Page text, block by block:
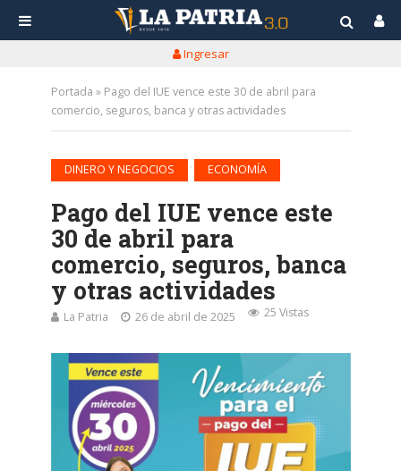
Ingresar
Portada » Pago del IUE vence este 30 de abril para
comercio, seguros, banca y otras actividades
DINERO Y NEGOCIOS ECONOMÍA
Pago del IUE vence este
30 de abril para
comercio, seguros, banca
y otras actividades
La Patria 26 de abril de 2025 25 Vistas